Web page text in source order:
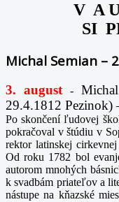
V A
SI
Michal Semian –
3. august -Michal
29.4.1812 Pezinok)
Po skončení ľudovej
pokračoval v štúdiu v
rektor latinskej
Od roku 1782 bol
autorom mnohých
k svadbám priateľov a
nástupe na kňazské